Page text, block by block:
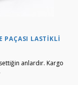
PAÇASI LASTIKLI
anlardır. Kargo